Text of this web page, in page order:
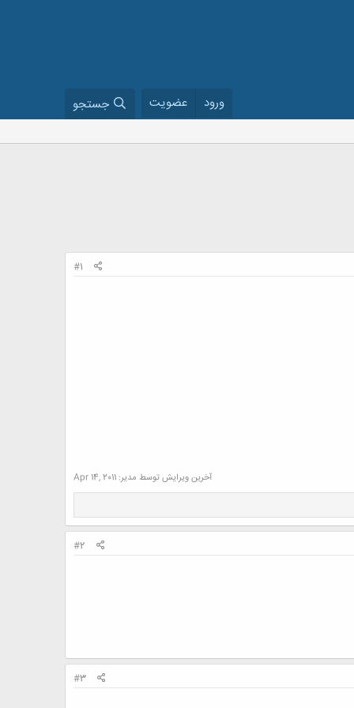
ورود عضویت جستجو
#1
آخرین ویرایش توسط مدیر: Apr 14, 2011
#2
#3